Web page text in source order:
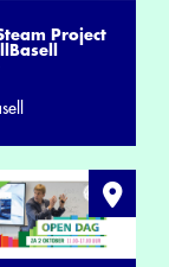
Project